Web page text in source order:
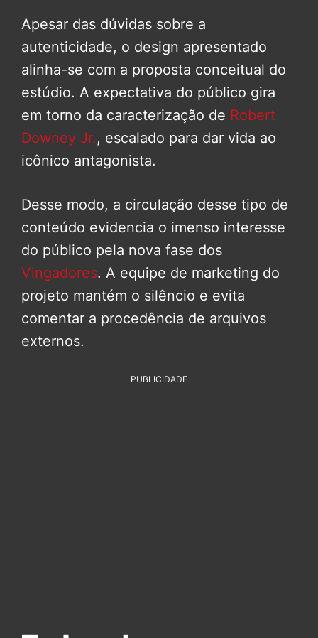
Apesar das dúvidas sobre a
autenticidade, o design apresentado
alinha-se com a proposta conceitual do
estúdio. A expectativa do público gira
em torno da caracterização de Robert
Downey Jr., escalado para dar vida ao
icônico antagonista.
Desse modo, a circulação desse tipo de
conteúdo evidencia o imenso interesse
do público pela nova fase dos
Vingadores. A equipe de marketing do
projeto mantém o silêncio e evita
comentar a procedência de arquivos
externos.
PUBLICIDADE